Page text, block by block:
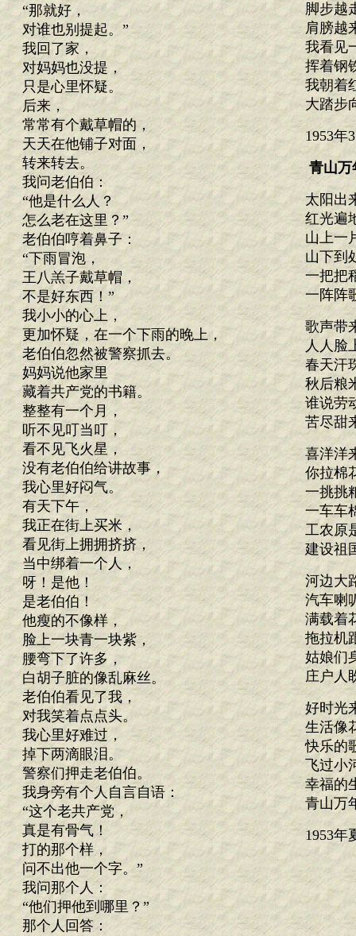
脚步越
肩膀越
我看见
挥着钢
我朝着
大踏步
1953年
青山万
太阳出
红光遍
山上一
山下到
一把把
一阵阵
歌声带
人人脸
春天汗
秋后粮
谁说劳
苦尽甜
喜洋洋
你拉棉
一挑挑
一车车
工农原
建设祖
河边大
汽车喇
满载着
拖拉机
姑娘们
庄户人
好时光
生活像
快乐的
飞过小
幸福的
青山万
1953年
“那就好，
对谁也别提起。”
我回了家，
对妈妈也没提，
只是心里怀疑。
后来，
常常有个戴草帽的，
天天在他铺子对面，
转来转去。
我问老伯伯：
“他是什么人？
怎么老在这里？”
老伯伯哼着鼻子：
“下雨冒泡，
王八羔子戴草帽，
不是好东西！”
我小小的心上，
更加怀疑，在一个下雨的晚上，
老伯伯忽然被警察抓去。
妈妈说他家里
藏着共产党的书籍。
整整有一个月，
听不见叮当叮，
看不见飞火星，
没有老伯伯给讲故事，
我心里好闷气。
有天下午，
我正在街上买米，
看见街上拥拥挤挤，
当中绑着一个人，
呀！是他！
是老伯伯！
他瘦的不像样，
脸上一块青一块紫，
腰弯下了许多，
白胡子脏的像乱麻丝。
老伯伯看见了我，
对我笑着点点头。
我心里好难过，
掉下两滴眼泪。
警察们押走老伯伯。
我身旁有个人自言自语：
“这个老共产党，
真是有骨气！
打的那个样，
问不出他一个字。”
我问那个人：
“他们押他到哪里？”
那个人回答：